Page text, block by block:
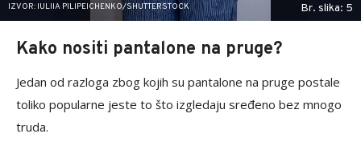
IZVOR: IULIIA PILIPEICHENKO/SHUTTERSTOCK Br. slika: 5
Kako nositi pantalone na pruge?
Jedan od razloga zbog kojih su pantalone na pruge postale
toliko popularne jeste to što izgledaju sređeno bez mnogo
truda.